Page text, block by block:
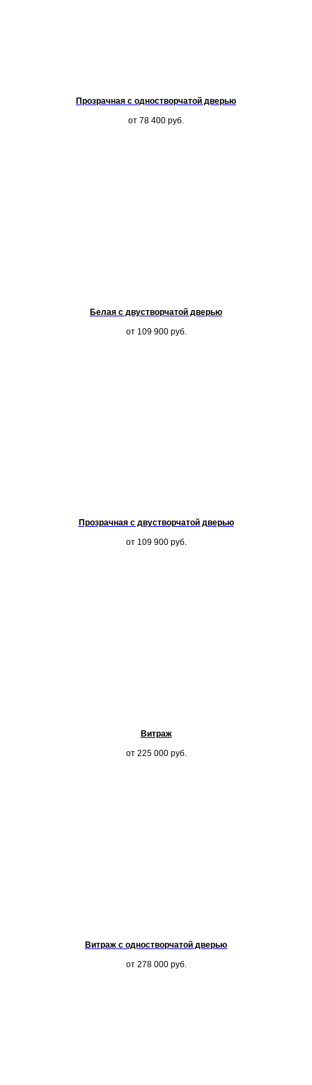
Прозрачная с одностворчатой дверью
от 78 400 руб.
Белая с двустворчатой дверью
от 109 900 руб.
Прозрачная с двустворчатой дверью
от 109 900 руб.
Витраж
от 225 000 руб.
Витраж с одностворчатой дверью
от 278 000 руб.